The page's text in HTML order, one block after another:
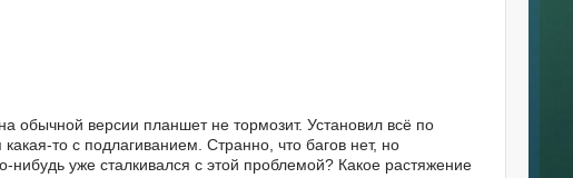
обычной версии планшет не тормозит. Установил всё по
то с подлагиванием. Странно, что багов нет, но
нибудь уже сталкивался с этой проблемой? Какое растяжение